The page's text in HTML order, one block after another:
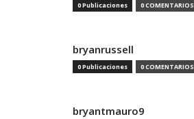
0 Publicaciones 0 COMENTARIOS
bryanrussell
0 Publicaciones 0 COMENTARIOS
bryantmauro9